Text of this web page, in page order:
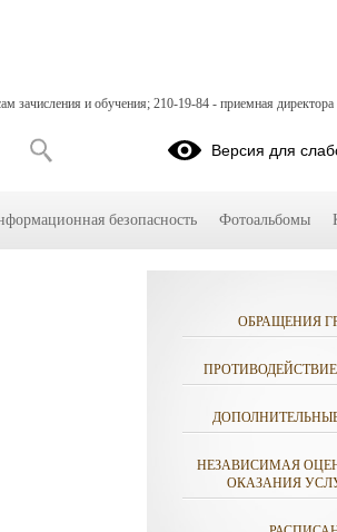
ОБРАЩЕНИЯ
НЕЗАВИСИМАЯ
ОКАЗАНИЯ
зачисления и обучения; 210-19-84 - приемная директора
Версия для
безопасность Фотоальбомы